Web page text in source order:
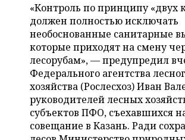
ТОРГОВЫЕ ЦЕНТРЫ
ТАТАРСТАНА
ИНВЕСТИЦИИ
МАШИНОСТРОЕНИЕ
НЕФТЕХИМИЯ
НЕФТЬ
ОПК
ЭНЕРГЕТИКА
НОВОСТИ БИЗНЕСА
РОЗНИЧНАЯ ТОРГОВЛЯ
ТРАНСПОРТ
УСЛУГИ
ТЕХНОЛОГИИ
НОВОСТИ ТЕХНОЛОГИЙ
МЕДИА
ТЕЛЕКОММУНИКАЦИИ
МЕРОПРИЯТИЯ
НОВОСТИ МЕРОПРИЯТИЙ
ВЫЕЗДНАЯ РЕДАКЦИЯ
БИЗНЕС-БРАНЧИ
СПОРТ
НОВОСТИ СПОРТА
ФУТБОЛ
ОБЩЕСТВО
НОВОСТИ ОБЩЕСТВА
ФОТОГАЛЕРЕЯ
«Контроль по принципу «двух
должен полностью исключать
необоснованные санитарные
которые приходят на смену
лесорубам», — предупредил
Федерального агентства
хозяйства (Рослесхоз) Иван
руководителей лесных
субъектов ПФО, съехавшихся
совещание в Казань. Ради